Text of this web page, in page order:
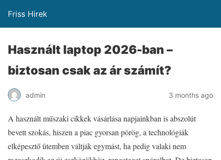
Friss Hirek
Használt laptop 2026-ban –
biztosan csak az ár számít?
admin 3 months ago
A használt műszaki cikkek vásárlása napjainkban is abszolút
bevett szokás, hiszen a piac gyorsan pörög, a technológiák
elképesztő ütemben váltják egymást, ha pedig valaki nem